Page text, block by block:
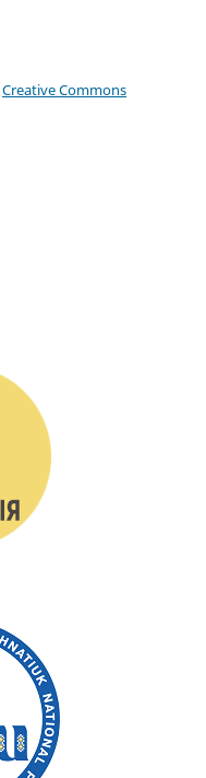
Creative Commons